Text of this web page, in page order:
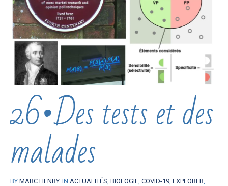
26•Des tests et des
malades
BY MARC HENRY IN ACTUALITÉS, BIOLOGIE, COVID-19, EXPLORER,